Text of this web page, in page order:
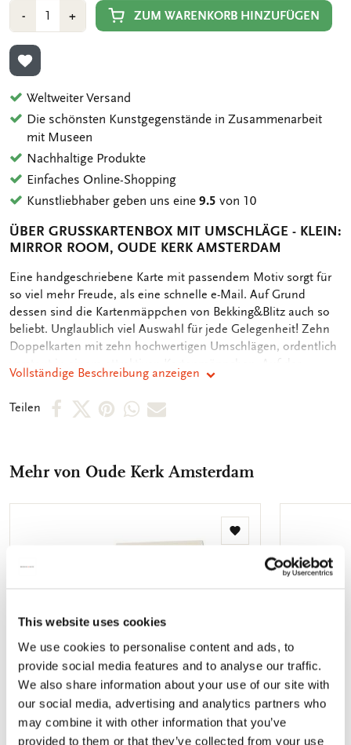
This website uses cookies
We use cookies to personalise content and ads, to
provide social media features and to analyse our traffic.
We also share information about your use of our site with
our social media, advertising and analytics partners who
may combine it with other information that you’ve
provided to them or that they’ve collected from your use
-Min
1
Anzahl
+Plus
1
ZUM WARENKORB HINZUFÜGEN
ZUR WUNSCHLISTE HINZUFÜGEN
Weltweiter Versand
Die schönsten Kunstgegenstände in Zusammenarbeit
mit Museen
Nachhaltige Produkte
Einfaches Online-Shopping
Kunstliebhaber geben uns eine9.5 von 10
ÜBER GRUSSKARTENBOX MIT UMSCHLÄGE - KLEIN: M
IRROR ROOM, OUDE KERK AMSTERDAM
OMSCHRIJVING
Eine handgeschriebene Karte mit passendem Motiv sorgt für
so viel mehr Freude, als eine schnelle e-Mail. Auf Grund
dessen sind die Kartenmäppchen von Bekking&Blitz auch so
beliebt. Unglaublich viel Auswahl für jede Gelegenheit! Zehn
Doppelkarten mit zehn hochwertigen Umschlägen, ordentlich
verstaut in einem attraktiven Kartenmäppchen. Auf der
Rückseite des Mäppchens sind die verschiedenen Motive
abgebildet. So können Sie schnell das Motiv, welches Sie
suchen, finden. Die Innenseite der Karten sind unbedruckt,
Vollständige Beschreibung anzeigen
Teilen
Per Per Per PerPer
teilen
Mehr von Oude Kerk Amsterdam
Zur
hinzufügen